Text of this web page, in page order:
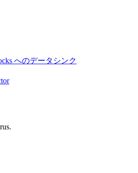
へのデータシンク